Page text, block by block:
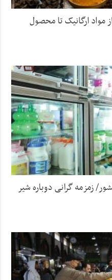
مواد ارگانیک تا محصول
زمزمه گرانی دوباره شیر